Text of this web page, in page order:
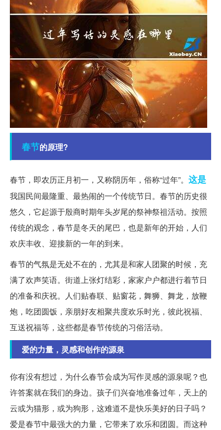
春节的原理?
春节，即农历正月初一，又称阴历年，俗称“过年”。 这是
我国民间最隆重、最热闹的一个传统节日。春节的历史很
悠久，它起源于殷商时期年头岁尾的祭神祭祖活动。按照
传统的观念，春节是冬天的尾巴，也是新年的开始，人们
欢庆丰收、迎接新的一年的到来。
春节的气氛是无处不在的，尤其是和家人团聚的时候，充
满了欢声笑语。街道上张灯结彩，家家户户都进行着节日
的准备和庆祝。人们贴春联、贴窗花，舞狮、舞龙，放鞭
炮，吃团圆饭，亲朋好友相聚共度欢乐时光，彼此祝福、
互送祝福等，这些都是春节传统的习俗活动。
爱的力量，灵感和创作的源泉
你有没有想过，为什么春节会成为写作灵感的源泉呢？也
许答案就在我们的身边。孩子们兴奋地准备过年，天上的
云或为猫形，或为狗形，这难道不是快乐美好的日子吗？
爱是春节中最强大的力量，它带来了欢乐和团圆。而这种